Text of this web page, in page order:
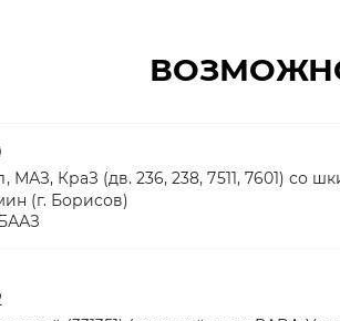
МАЗ, КраЗ (дв. 236, 238, 7511, 7601) со
(г. Борисов)